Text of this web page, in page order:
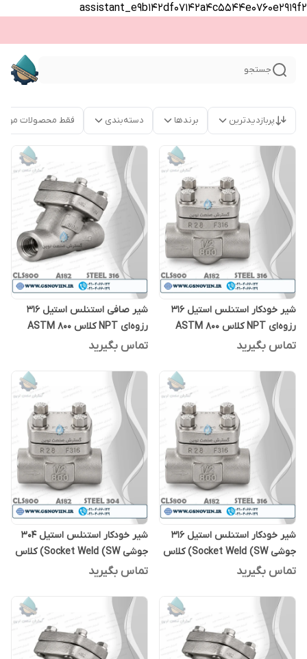
assistant_e9b142df07142a4c5544e0760e2919f2
جستجو
پربازدیدترین برندها دسته‌بندی فقط محصولات
شیر خودکار استنلس استیل 316
رزوه‌ای NPT کلاس 800 ASTM
A182 F316
تماس بگیرید
شیر صافی استنلس استیل 316
رزوه‌ای NPT کلاس 800 ASTM
A182 F316
تماس بگیرید
شیر خودکار استنلس استیل 316
جوشی Socket Weld (SW) کلاس
800 ASTM A182 F316
تماس بگیرید
شیر خودکار استنلس استیل 304
جوشی Socket Weld (SW) کلاس
800 ASTM A182 F304
تماس بگیرید